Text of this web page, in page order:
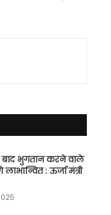
बाद भुगतान करने वाले
: ऊर्जा मंत्री